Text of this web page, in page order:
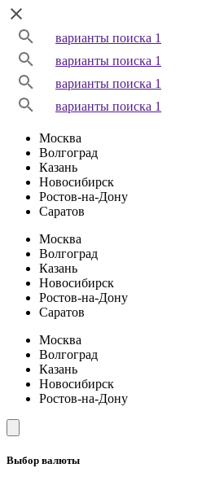
варианты поиска 1
варианты поиска 1
варианты поиска 1
варианты поиска 1
Москва
Волгоград
Казань
Новосибирск
Ростов-на-Дону
Саратов
Москва
Волгоград
Казань
Новосибирск
Ростов-на-Дону
Саратов
Москва
Волгоград
Казань
Новосибирск
Ростов-на-Дону
Выбор валюты